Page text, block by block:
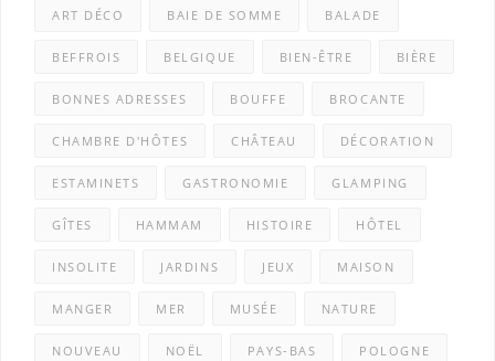
ART DÉCO BAIE DE SOMME BALADE
BEFFROIS BELGIQUE BIEN-ÊTRE BIÈRE
BONNES ADRESSES BOUFFE BROCANTE
CHAMBRE D'HÔTES CHÂTEAU DÉCORATION
ESTAMINETS GASTRONOMIE GLAMPING
GÎTES HAMMAM HISTOIRE HÔTEL
INSOLITE JARDINS JEUX MAISON
MANGER MER MUSÉE NATURE
NOUVEAU NOËL PAYS-BAS POLOGNE